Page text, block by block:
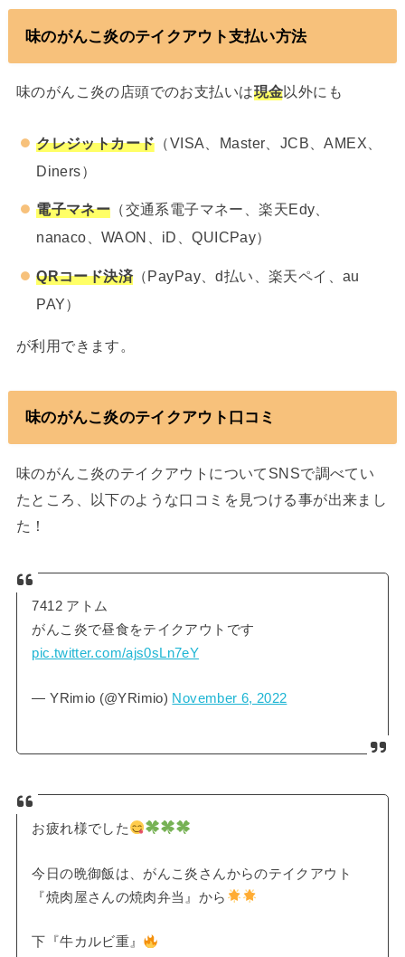
味のがんこ炎のテイクアウト支払い方法
味のがんこ炎の店頭でのお支払いは現金以外にも
クレジットカード （VISA、Master、JCB、AMEX、
Diners）
電子マネー （交通系電子マネー、楽天Edy、
nanaco、WAON、iD、QUICPay）
QRコード決済 （PayPay、d払い、楽天ペイ、au
PAY）
が利用できます。
味のがんこ炎のテイクアウト口コミ
味のがんこ炎のテイクアウトについてSNSで調べてい
たところ、以下のような口コミを見つける事が出来まし
た！
7412 アトム
がんこ炎で昼食をテイクアウトです
pic.twitter.com/ajs0sLn7eY
— YRimio (@YRimio) November 6, 2022
お疲れ様でした
今日の晩御飯は、がんこ炎さんからのテイクアウト
『焼肉屋さんの焼肉弁当』から
下『牛カルビ重』